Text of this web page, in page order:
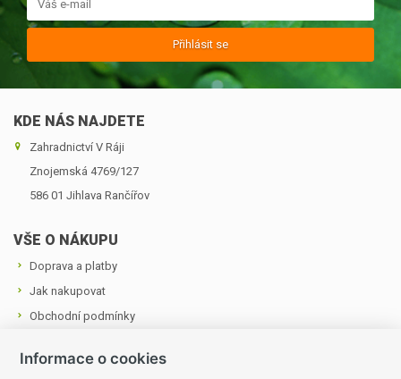
Přihlásit se
KDE NÁS NAJDETE
Zahradnictví V Ráji
Znojemská 4769/127
586 01 Jihlava ­Rančířov
VŠE O NÁKUPU
Doprava a platby
Jak nakupovat
Obchodní podmínky
Ochrana osobních údajů
Informace o cookies